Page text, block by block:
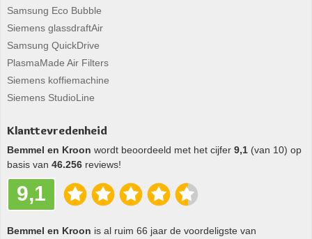
Samsung Eco Bubble
Siemens glassdraftAir
Samsung QuickDrive
PlasmaMade Air Filters
Siemens koffiemachine
Siemens StudioLine
Klanttevredenheid
Bemmel en Kroon wordt beoordeeld met het cijfer 9,1 (van 10) op
basis van 46.256 reviews!
9,1
Bemmel en Kroon is al ruim 66 jaar de voordeligste van